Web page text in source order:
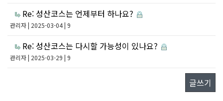
Re: 성산코스는 언제부터 하나요?
관리자| 2025-03-04 | 9
Re: 성산코스는 다시할 가능성이 있나요?
관리자| 2025-03-29 | 9
글쓰기